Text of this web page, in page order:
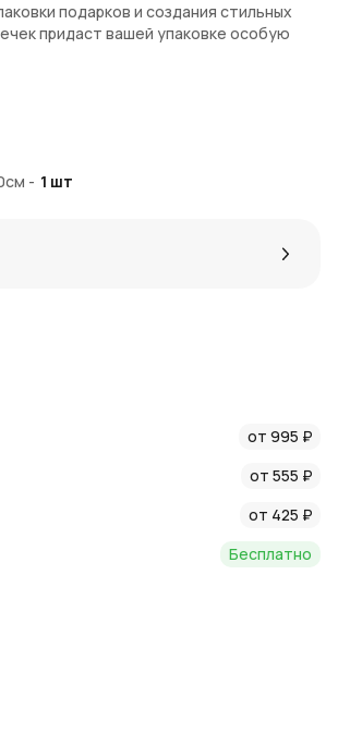
подарков и создания стильных
придаст вашей упаковке особую
декорирования праздничных
для многих торжеств
области. Для выгодных
добавив в вашу композицию
- 1 шт
от 995 ₽
от 555 ₽
от 425 ₽
Бесплатно